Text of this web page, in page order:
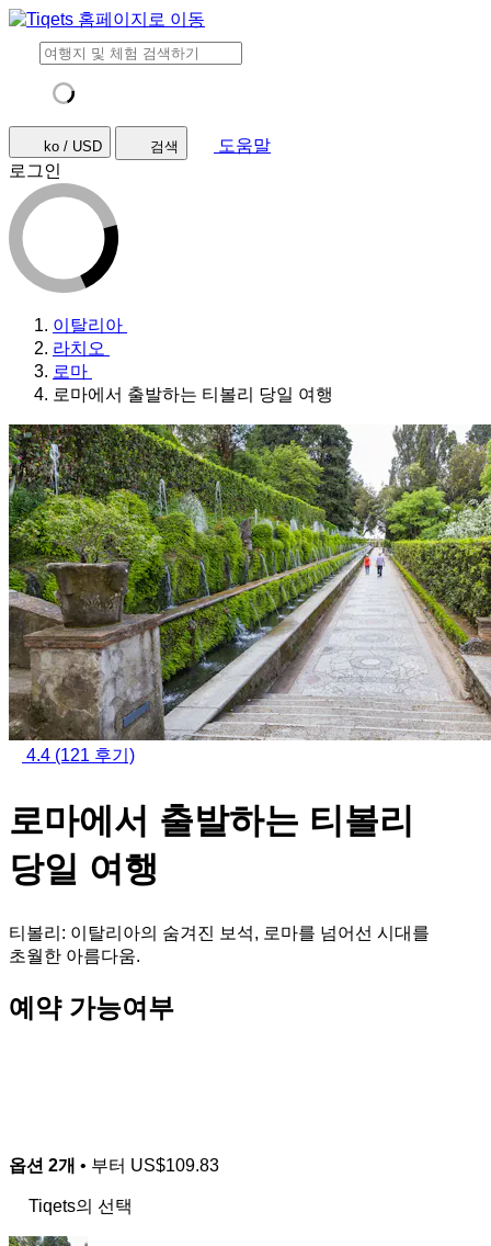
ko / USD 검색
도움말
로그인
이탈리아
라치오
로마
로마에서 출발하는 티볼리 당일 여행
4.4 (121 후기)
로마에서 출발하는 티볼리
당일 여행
티볼리: 이탈리아의 숨겨진 보석, 로마를 넘어선 시대를
초월한 아름다움.
예약 가능여부
옵션 2개 • 부터 US$109.83
Tiqets의 선택